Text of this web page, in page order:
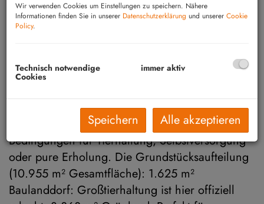
Beschreibung
In idyllischer Alleinlage von Rudersdorf erwartet
Sie ein seltenes Immobilienjuwel: Ein vollständig
10.955 m² Gesamtfläche. Das Anwesen vereint
authentischen Bauernhof-Charme mit optimalen
Bedingungen für Tierhaltung, Selbstversorgung
oder pure Erholung. Die Grundstücksaufteilung
(10.955 m² Gesamtfläche): 1.625 m²
Baulanddorf: Großtierhaltung ist hier offiziell
Wir verwenden Cookies um Einstellungen zu speichern. Nähere
Informationen finden Sie in unserer Datenschutzerklärung und unserer Cookie
Policy.
Technisch notwendige
Cookies
immer aktiv
Speichern Alle akzeptieren